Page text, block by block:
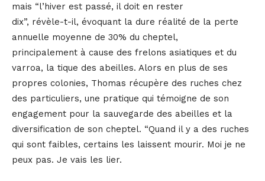
mais “l’hiver est passé, il doit en rester
dix”, révèle-t-il, évoquant la dure réalité de la perte
annuelle moyenne de 30% du cheptel,
principalement à cause des frelons asiatiques et du
varroa, la tique des abeilles. Alors en plus de ses
propres colonies, Thomas récupère des ruches chez
des particuliers, une pratique qui témoigne de son
engagement pour la sauvegarde des abeilles et la
diversification de son cheptel. “Quand il y a des ruches
qui sont faibles, certains les laissent mourir. Moi je ne
peux pas. Je vais les lier.